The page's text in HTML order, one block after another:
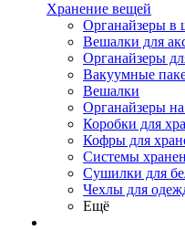
Хранение вещей
Органайзеры в
Вешалки для
Органайзеры
Вакуумные
Вешалки
Органайзеры
Коробки для
Кофры для
Системы
Сушилки для
Чехлы для
Ещё